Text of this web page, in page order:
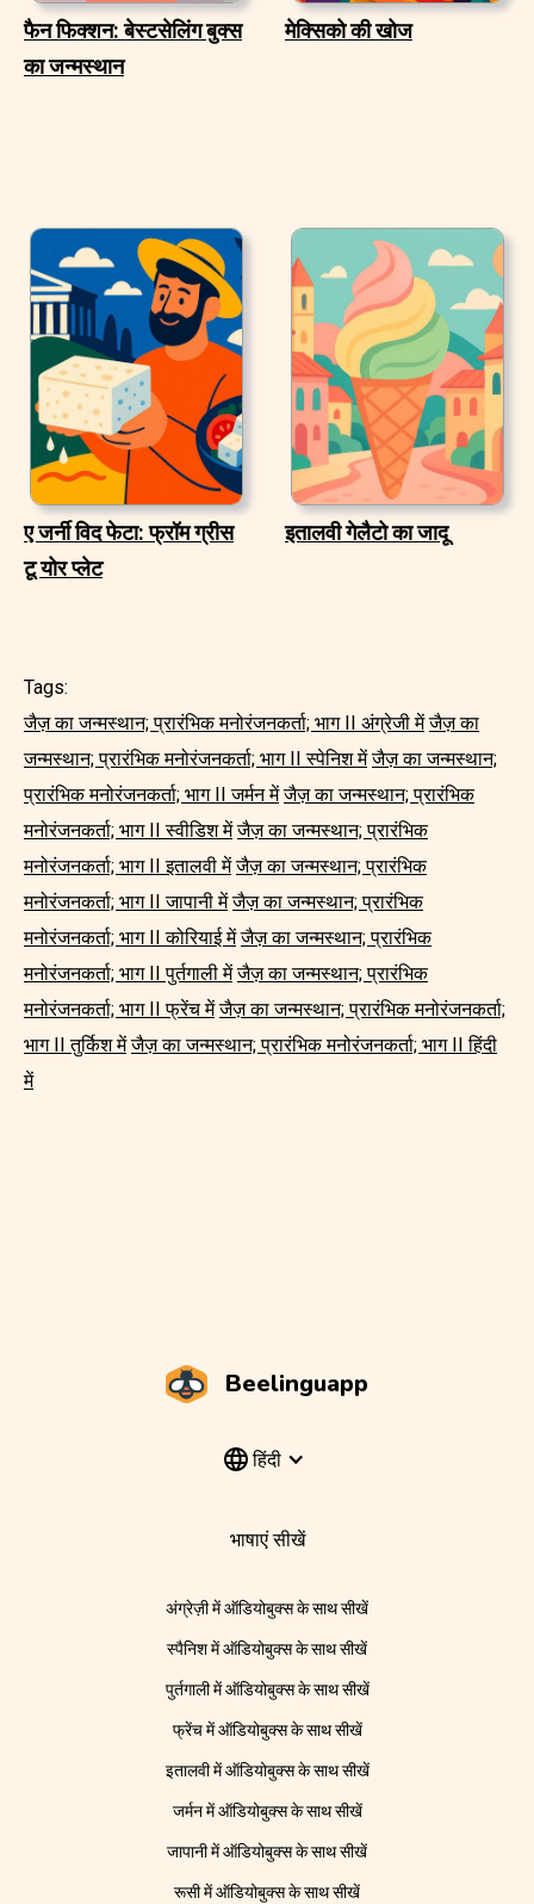
फैन फिक्शन: बेस्टसेलिंग बुक्स
का जन्मस्थान
मेक्सिको की खोज
ए जर्नी विद फेटा: फ्रॉम ग्रीस
टू योर प्लेट
इतालवी गेलैटो का जादू
Tags:
जैज़ का जन्मस्थान; प्रारंभिक मनोरंजनकर्ता; भाग II अंग्रेजी में जैज़ का
जन्मस्थान; प्रारंभिक मनोरंजनकर्ता; भाग II स्पेनिश में जैज़ का जन्मस्थान;
प्रारंभिक मनोरंजनकर्ता; भाग II जर्मन में जैज़ का जन्मस्थान; प्रारंभिक
मनोरंजनकर्ता; भाग II स्वीडिश में जैज़ का जन्मस्थान; प्रारंभिक
मनोरंजनकर्ता; भाग II इतालवी में जैज़ का जन्मस्थान; प्रारंभिक
मनोरंजनकर्ता; भाग II जापानी में जैज़ का जन्मस्थान; प्रारंभिक
मनोरंजनकर्ता; भाग II कोरियाई में जैज़ का जन्मस्थान; प्रारंभिक
मनोरंजनकर्ता; भाग II पुर्तगाली में जैज़ का जन्मस्थान; प्रारंभिक
मनोरंजनकर्ता; भाग II फ्रेंच में जैज़ का जन्मस्थान; प्रारंभिक मनोरंजनकर्ता;
भाग II तुर्किश में जैज़ का जन्मस्थान; प्रारंभिक मनोरंजनकर्ता; भाग II हिंदी
में
Beelinguapp
हिंदी
भाषाएं सीखें
अंग्रेज़ी में ऑडियोबुक्स के साथ सीखें
स्पैनिश में ऑडियोबुक्स के साथ सीखें
पुर्तगाली में ऑडियोबुक्स के साथ सीखें
फ्रेंच में ऑडियोबुक्स के साथ सीखें
इतालवी में ऑडियोबुक्स के साथ सीखें
जर्मन में ऑडियोबुक्स के साथ सीखें
जापानी में ऑडियोबुक्स के साथ सीखें
रूसी में ऑडियोबुक्स के साथ सीखें